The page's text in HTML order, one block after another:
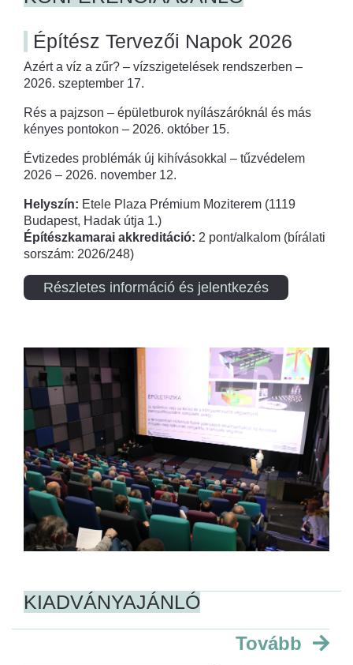
Építész Tervezői Napok 2026
Azért a víz a zűr? – vízszigetelések rendszerben –
2026. szeptember 17.
Rés a pajzson – épületburok nyílászáróknál és más
kényes pontokon – 2026. október 15.
Évtizedes problémák új kihívásokkal – tűzvédelem
2026 – 2026. november 12.
Helyszín: Etele Plaza Prémium Moziterem (1119
Budapest, Hadak útja 1.)
Építészkamarai akkreditáció: 2 pont/alkalom (bírálati
sorszám: 2026/248)
Részletes információ és jelentkezés
KIADVÁNYAJÁNLÓ
Tovább